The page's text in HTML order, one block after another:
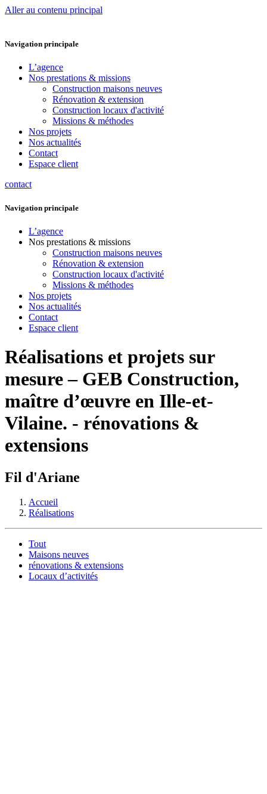
Aller au contenu principal
Navigation principale
L’agence
Nos prestations & missions
Construction maisons neuves
Rénovation & extension
Construction locaux d'activité
Missions & méthodes
Nos projets
Nos actualités
Contact
Espace client
contact
Navigation principale
L’agence
Nos prestations & missions
Construction maisons neuves
Rénovation & extension
Construction locaux d'activité
Missions & méthodes
Nos projets
Nos actualités
Contact
Espace client
Réalisations et projets sur
mesure – GEB Construction,
maître d’œuvre en Ille-et-
Vilaine. - rénovations &
extensions
Fil d'Ariane
Accueil
Réalisations
Tout
Maisons neuves
rénovations & extensions
Locaux d’activités